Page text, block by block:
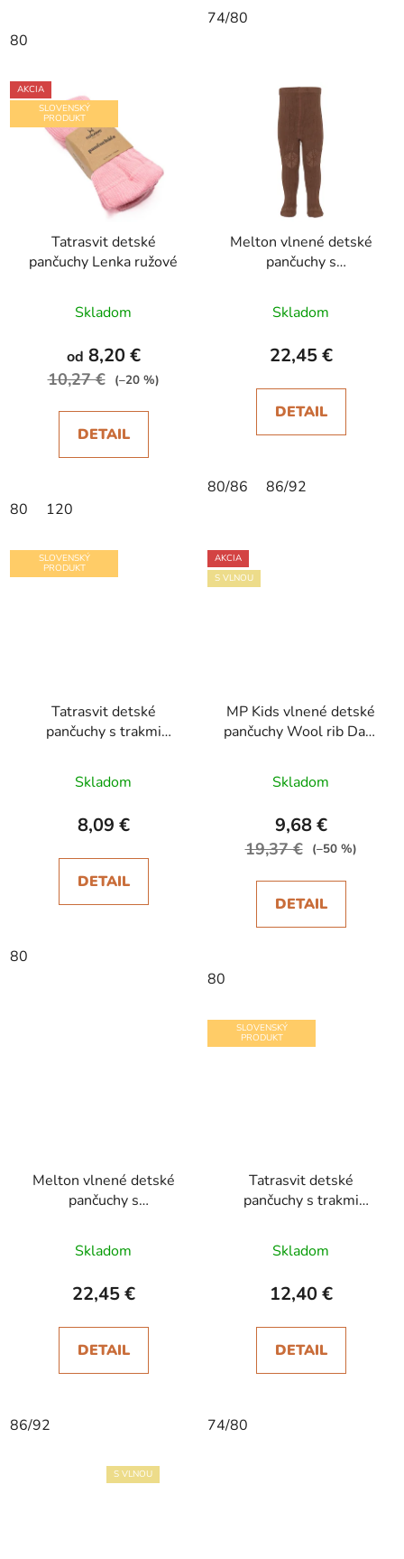
80
74/80
AKCIA
SLOVENSKÝ
PRODUKT
Tatrasvit detské
pančuchy Lenka ružové
Skladom
od 8,20 €
10,27 € (–20 %)
DETAIL
80 120
Melton vlnené detské
pančuchy s
Brown
Skladom
22,45 €
DETAIL
80/86 86/92
SLOVENSKÝ
PRODUKT
Tatrasvit detské
pančuchy s trakmi
Skladom
8,09 €
DETAIL
80
AKCIA
S VLNOU
MP Kids vlnené detské
pančuchy Wool rib Dark
Skladom
9,68 €
19,37 € (–50 %)
DETAIL
80
Melton vlnené detské
pančuchy s
Skladom
22,45 €
DETAIL
86/92
SLOVENSKÝ
PRODUKT
Tatrasvit detské
pančuchy s trakmi
Skladom
12,40 €
DETAIL
74/80
S VLNOU